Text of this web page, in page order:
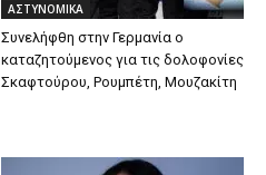
ΑΣΤΥΝΟΜΙΚΑ
Συνελήφθη στην Γερμανία ο
καταζητούμενος για τις δολοφονίες
Σκαφτούρου, Ρουμπέτη, Μουζακίτη